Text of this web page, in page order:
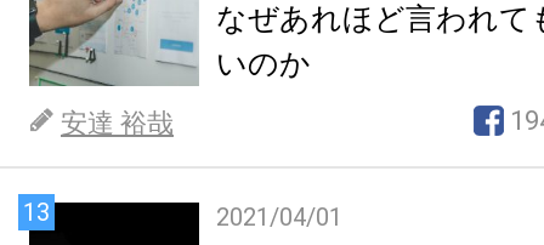
なぜあれほど言われて
いのか
安達 裕哉
13 2021/04/01